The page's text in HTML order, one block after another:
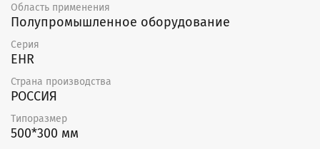
Область применения
Полупромышленное оборудование
Серия
EHR
Страна производства
РОССИЯ
Типоразмер
500*300 мм